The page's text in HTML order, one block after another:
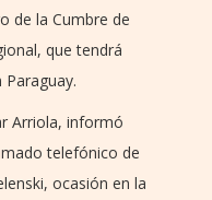
de la Cumbre de
que tendrá
Arriola, informó
telefónico de
ocasión en la